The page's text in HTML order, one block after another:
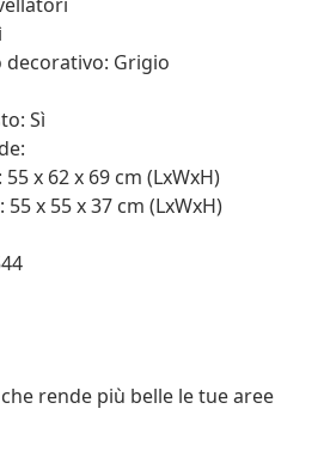
decorativo: Grigio
Sì
x 62 x 69 cm (LxWxH)
x 55 x 37 cm (LxWxH)
rende più belle le tue aree